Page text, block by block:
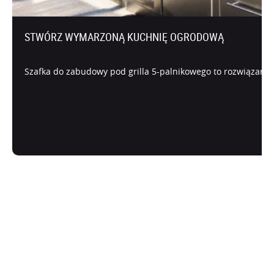
STWÓRZ WYMARZONĄ KUCHNIĘ OGRODOWĄ
Szafka do zabudowy pod grilla 5-palnikowego to